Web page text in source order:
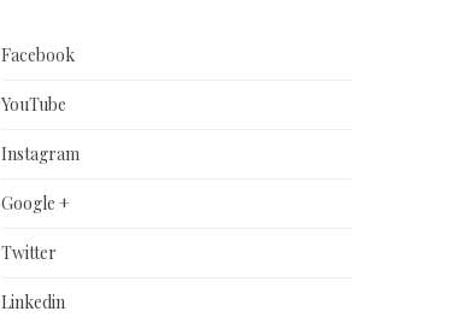
Facebook
YouTube
Instagram
Google +
Twitter
Linkedin